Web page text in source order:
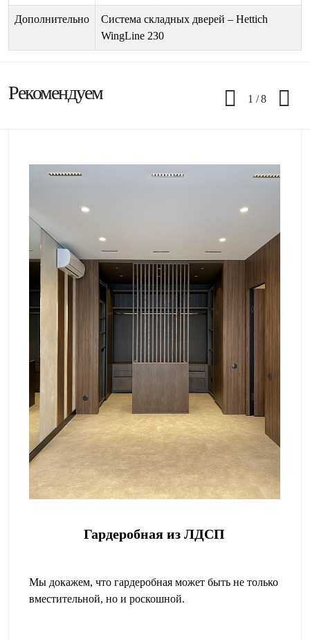
Дополнительно
Система складных дверей – Hettich
WingLine 230
Рекомендуем
Гардеробная из ЛДСП
Мы докажем, что гардеробная может быть не только
вместительной, но и роскошной.